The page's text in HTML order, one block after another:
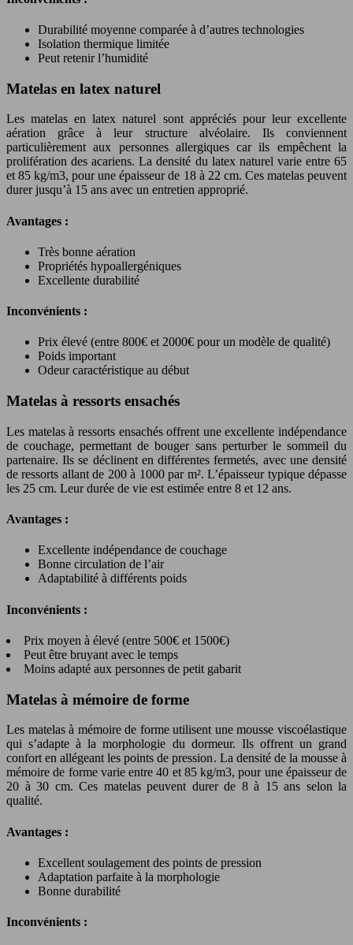
Durabilité moyenne comparée à d’autres technologies
Isolation thermique limitée
Peut retenir l’humidité
Matelas en latex naturel
Les matelas en latex naturel sont appréciés pour leur excellente
aération grâce à leur structure alvéolaire. Ils conviennent
particulièrement aux personnes allergiques car ils empêchent la
prolifération des acariens. La densité du latex naturel varie entre 65
et 85 kg/m3, pour une épaisseur de 18 à 22 cm. Ces matelas peuvent
durer jusqu’à 15 ans avec un entretien approprié.
Avantages :
Très bonne aération
Propriétés hypoallergéniques
Excellente durabilité
Inconvénients :
Prix élevé (entre 800€ et 2000€ pour un modèle de qualité)
Poids important
Odeur caractéristique au début
Matelas à ressorts ensachés
Les matelas à ressorts ensachés offrent une excellente indépendance
de couchage, permettant de bouger sans perturber le sommeil du
partenaire. Ils se déclinent en différentes fermetés, avec une densité
de ressorts allant de 200 à 1000 par m². L’épaisseur typique dépasse
les 25 cm. Leur durée de vie est estimée entre 8 et 12 ans.
Avantages :
Excellente indépendance de couchage
Bonne circulation de l’air
Adaptabilité à différents poids
Inconvénients :
Prix moyen à élevé (entre 500€ et 1500€)
Peut être bruyant avec le temps
Moins adapté aux personnes de petit gabarit
Matelas à mémoire de forme
Les matelas à mémoire de forme utilisent une mousse viscoélastique
qui s’adapte à la morphologie du dormeur. Ils offrent un grand
confort en allégeant les points de pression. La densité de la mousse à
mémoire de forme varie entre 40 et 85 kg/m3, pour une épaisseur de
20 à 30 cm. Ces matelas peuvent durer de 8 à 15 ans selon la
qualité.
Avantages :
Excellent soulagement des points de pression
Adaptation parfaite à la morphologie
Bonne durabilité
Inconvénients :